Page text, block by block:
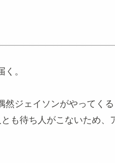
。
ジェイソンがやってく
も待ち人がこないため、